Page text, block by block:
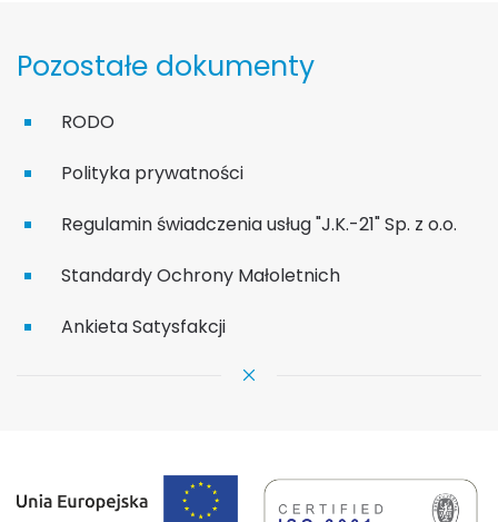
Pozostałe dokumenty
RODO
Polityka prywatności
Regulamin świadczenia usług "J.K.-21" Sp. z o.o.
Standardy Ochrony Małoletnich
Ankieta Satysfakcji